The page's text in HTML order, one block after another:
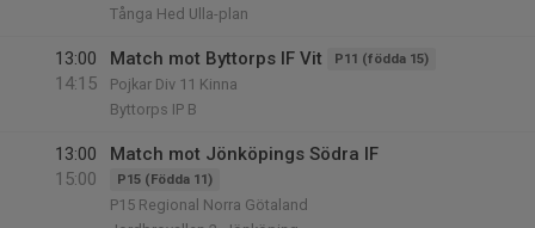
Tånga Hed Ulla-plan
13:00
14:15
Match mot Byttorps IF Vit P11 (födda 15)
Pojkar Div 11 Kinna
Byttorps IP B
13:00
15:00
Match mot Jönköpings Södra IF
P15 (Födda 11)
P15 Regional Norra Götaland